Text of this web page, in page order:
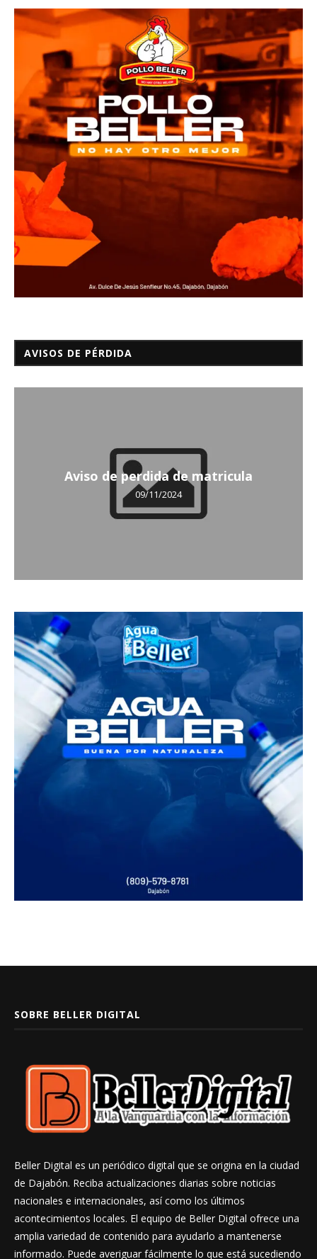
AVISOS DE PÉRDIDA
Aviso de perdida de matricula
09/11/2024
SOBRE BELLER DIGITAL
Beller Digital es un periódico digital que se origina en la ciudad
de Dajabón. Reciba actualizaciones diarias sobre noticias
nacionales e internacionales, así como los últimos
acontecimientos locales. El equipo de Beller Digital ofrece una
amplia variedad de contenido para ayudarlo a mantenerse
informado. Puede averiguar fácilmente lo que está sucediendo